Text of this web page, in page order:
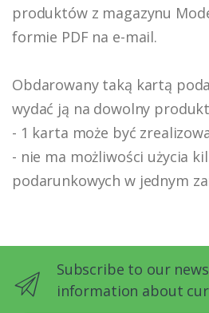
produktów z magazynu
formie PDF na e-mail.
Obdarowany taką kartą
wydać ją na dowolny
- 1 karta może być
- nie ma możliwości użycia
podarunkowych w jednym
Subscribe to our
information about